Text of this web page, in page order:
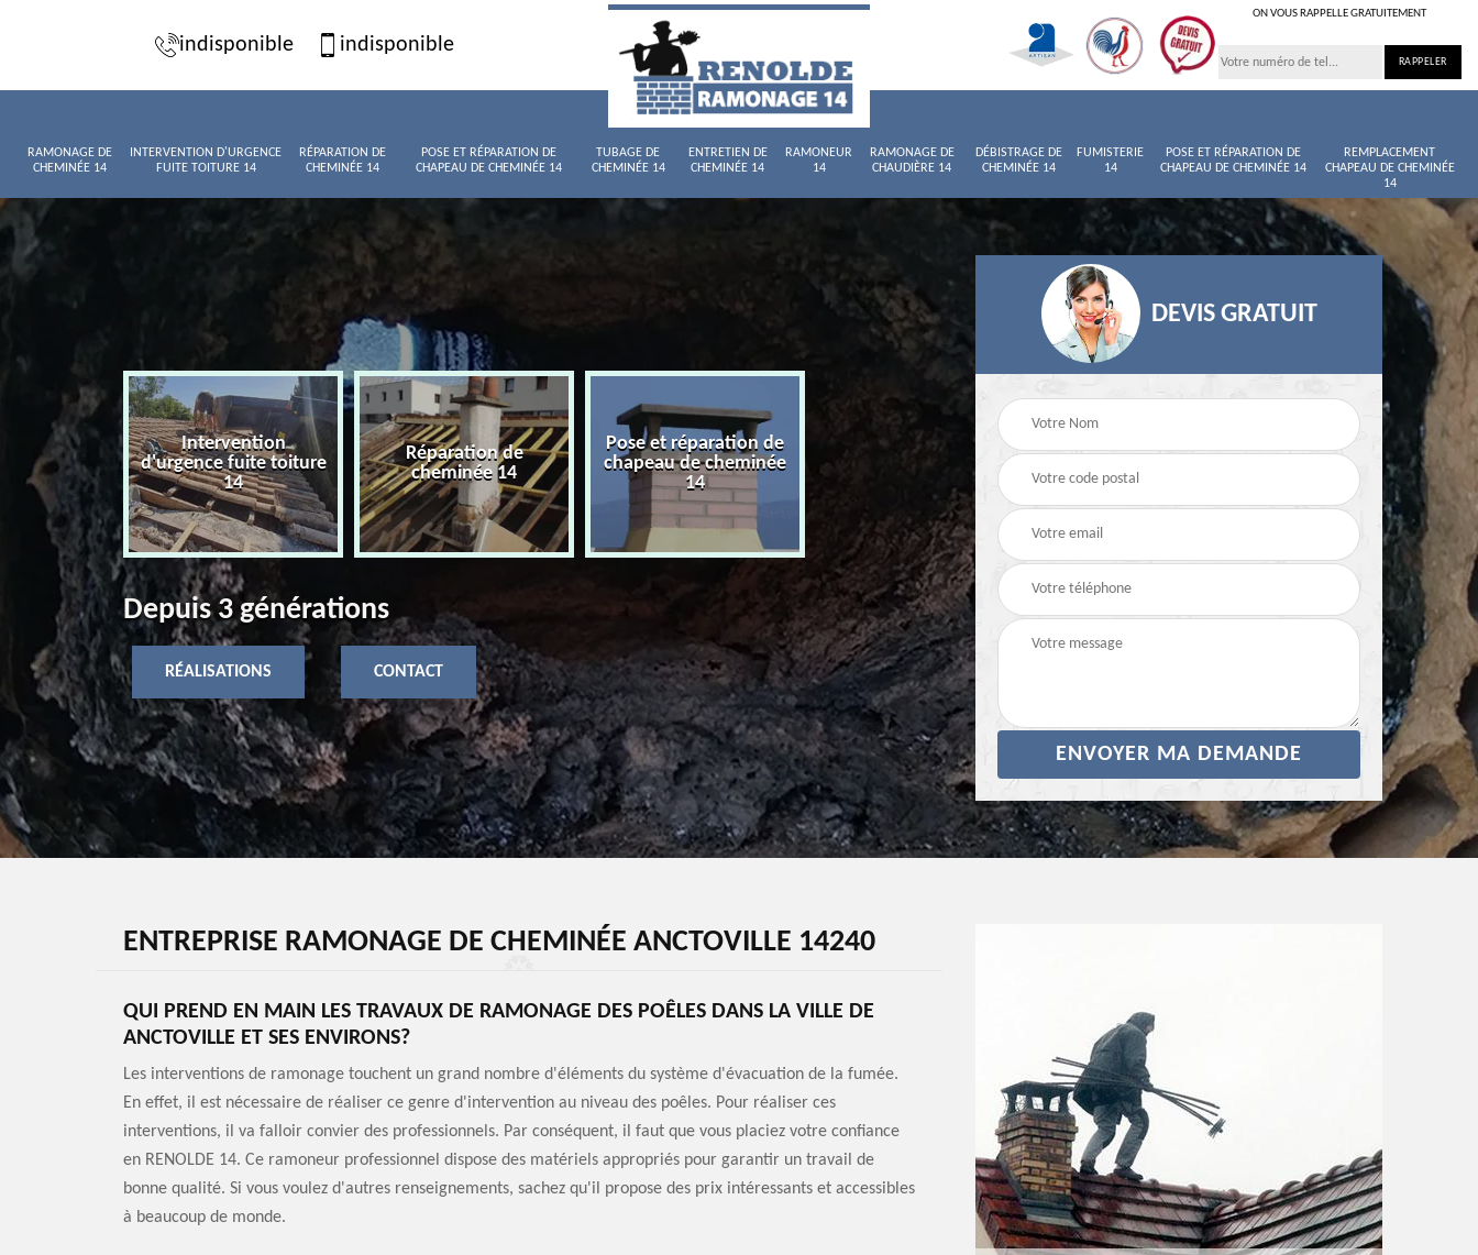
indisponible indisponible
ON VOUS RAPPELLE GRATUITEMENT
RAMONAGE DE
CHEMINÉE 14
INTERVENTION D'URGENCE
FUITE TOITURE 14
RÉPARATION DE
CHEMINÉE 14
POSE ET RÉPARATION DE
CHAPEAU DE CHEMINÉE 14
TUBAGE DE
CHEMINÉE 14
ENTRETIEN DE
CHEMINÉE 14
RAMONEUR
14
RAMONAGE DE
CHAUDIÈRE 14
DÉBISTRAGE DE
CHEMINÉE 14
FUMISTERIE
14
POSE ET RÉPARATION DE
CHAPEAU DE CHEMINÉE 14
REMPLACEMENT
CHAPEAU DE CHEMINÉE
14
de
14
Intervention
d'urgence fuite toiture
14
Réparation de
cheminée 14
Pose et réparation de
chapeau de cheminée
14
Tubage de cheminée
Entretien de cheminée
Ramoneur 14
Depuis 3 générations
RÉALISATIONS CONTACT
DEVIS GRATUIT
ENTREPRISE RAMONAGE DE CHEMINÉE ANCTOVILLE 14240
QUI PREND EN MAIN LES TRAVAUX DE RAMONAGE DES POÊLES DANS LA VILLE DE
ANCTOVILLE ET SES ENVIRONS?
Les interventions de ramonage touchent un grand nombre d'éléments du système d'évacuation de la fumée.
En effet, il est nécessaire de réaliser ce genre d'intervention au niveau des poêles. Pour réaliser ces
interventions, il va falloir convier des professionnels. Par conséquent, il faut que vous placiez votre confiance
en RENOLDE 14. Ce ramoneur professionnel dispose des matériels appropriés pour garantir un travail de
bonne qualité. Si vous voulez d'autres renseignements, sachez qu'il propose des prix intéressants et accessibles
à beaucoup de monde.